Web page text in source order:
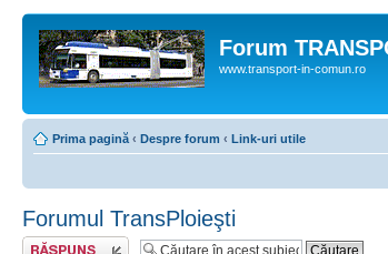
Forum
www.transport-in-comun.ro
Prima pagină ‹ Despre forum ‹ Link-uri utile
Forumul TransPloieşti
Răspunde